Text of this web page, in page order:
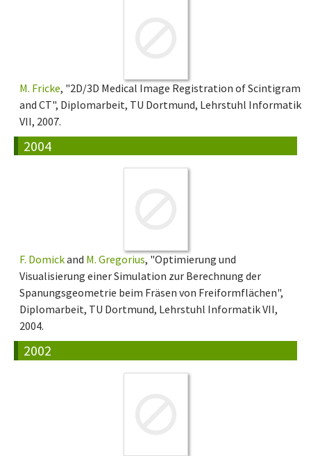
M. Fricke, "2D/3D Medical Image Registration of Scintigram
and CT", Diplomarbeit, TU Dortmund, Lehrstuhl Informatik
VII, 2007.
2004
F. Domickand M. Gregorius, "Optimierung und
Visualisierung einer Simulation zur Berechnung der
Spanungsgeometrie beim Fräsen von Freiformflächen",
Diplomarbeit, TU Dortmund, Lehrstuhl Informatik VII,
2004.
2002